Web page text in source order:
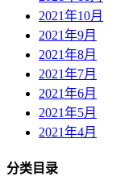
2021年10月
2021年9月
2021年8月
2021年7月
2021年6月
2021年5月
2021年4月
分类目录